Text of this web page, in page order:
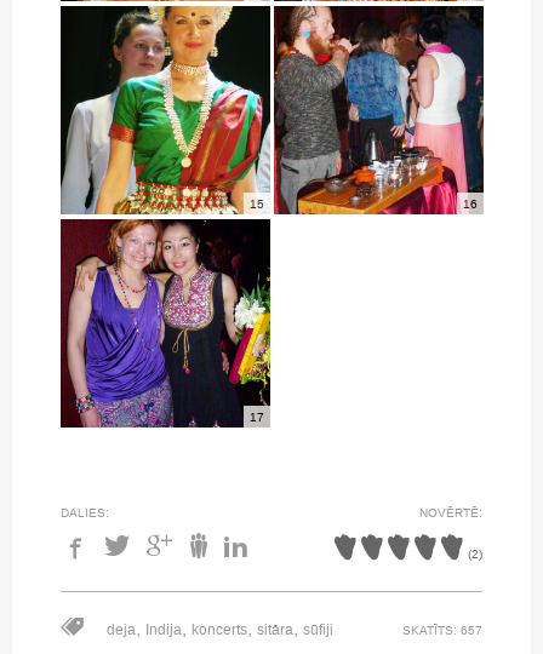
15 16
17
DALIES: NOVĒRTĒ:
(2)
deja, Indija, koncerts, sitāra, sūfiji SKATĪTS: 657